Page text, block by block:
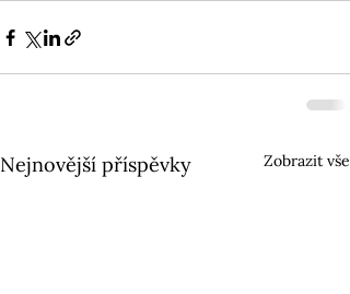
Nejnovější příspěvky Zobrazit vše